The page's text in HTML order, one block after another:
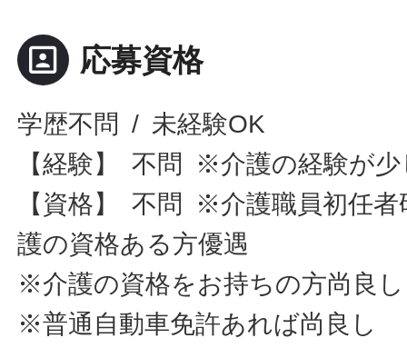
portrait 応募資格
学歴不問 / 未経験OK
【経験】 不問 ※介護の経験が
【資格】 不問 ※介護職員初任
護の資格ある方優遇
※介護の資格をお持ちの方尚良し
※普通自動車免許あれば尚良し